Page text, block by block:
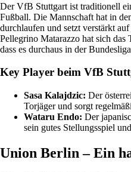
Der VfB Stuttgart ist traditionell
Fußball. Die Mannschaft hat in
durchlaufen und setzt verstärkt
Pellegrino Matarazzo hat sich das
dass es durchaus in der
Key Player beim VfB
Sasa Kalajdzic: Der
Torjäger und sorgt
Wataru Endo: Der
sein gutes Stellungsspiel
Union Berlin – Ein